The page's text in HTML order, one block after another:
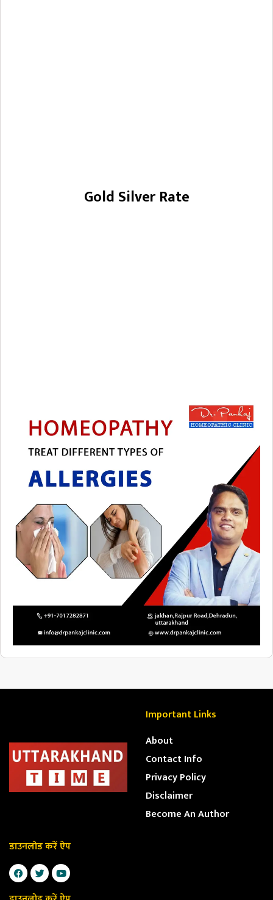
Gold Silver Rate
Important Links
About
Contact Info
Privacy Policy
Disclaimer
Become An Author
डाउनलोड करें ऐप